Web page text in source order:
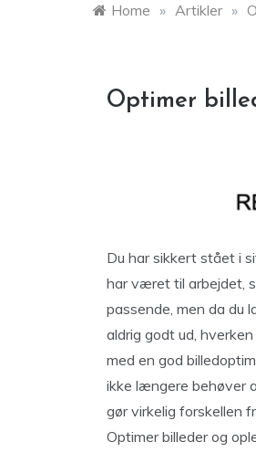
Home » Artikler »
Optimer
Du har sikkert stået i
har været til arbejdet,
passende, men da du
aldrig godt ud,
med en god
ikke længere behøver
gør virkelig forskellen
Optimer billeder og